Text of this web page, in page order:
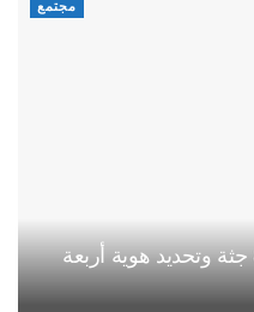
مجتمع
سلطات سبتة تعلن انتشال 80 جثة وتحديد هوية أربعة